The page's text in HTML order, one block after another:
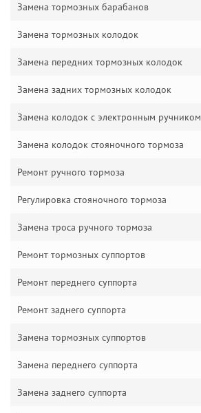
Замена тормозных барабанов
Замена тормозных колодок
Замена передних тормозных колодок
Замена задних тормозных колодок
Замена колодок с электронным ручником
Замена колодок стояночного тормоза
Ремонт ручного тормоза
Регулировка стояночного тормоза
Замена троса ручного тормоза
Ремонт тормозных суппортов
Ремонт переднего суппорта
Ремонт заднего суппорта
Замена тормозных суппортов
Замена переднего суппорта
Замена заднего суппорта